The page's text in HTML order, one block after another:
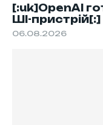
[:uk]OpenAI
ШІ-пристрій[:]
06.08.2026